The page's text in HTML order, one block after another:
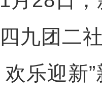
九团二
欢乐迎新